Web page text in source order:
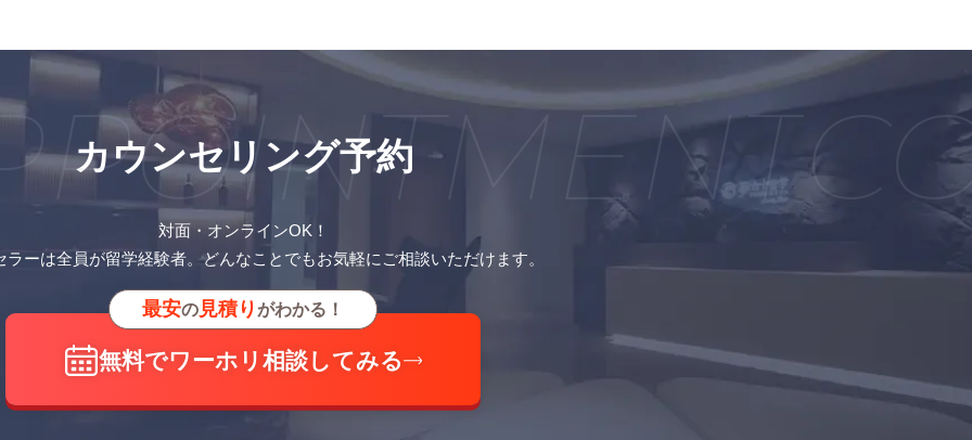
カウンセリング予約
対面・オンラインOK！
ラーは全員が留学経験者。どんなことでもお気軽にご相談いただけます。
最安の見積り がわかる！
無料でワーホリ相談してみる